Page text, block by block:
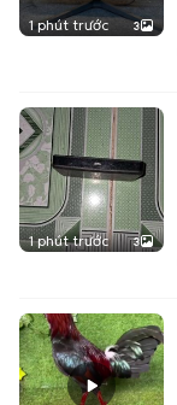
1 phút trước 3
1 phút trước 3